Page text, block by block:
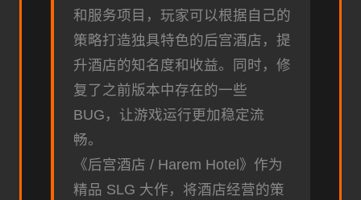
和服务项目，玩家可以根据自己的
策略打造独具特色的后宫酒店，提
升酒店的知名度和收益。同时，修
复了之前版本中存在的一些
BUG，让游戏运行更加稳定流
畅。
《后宫酒店 / Harem Hotel》作为
精品 SLG 大作，将酒店经营的策